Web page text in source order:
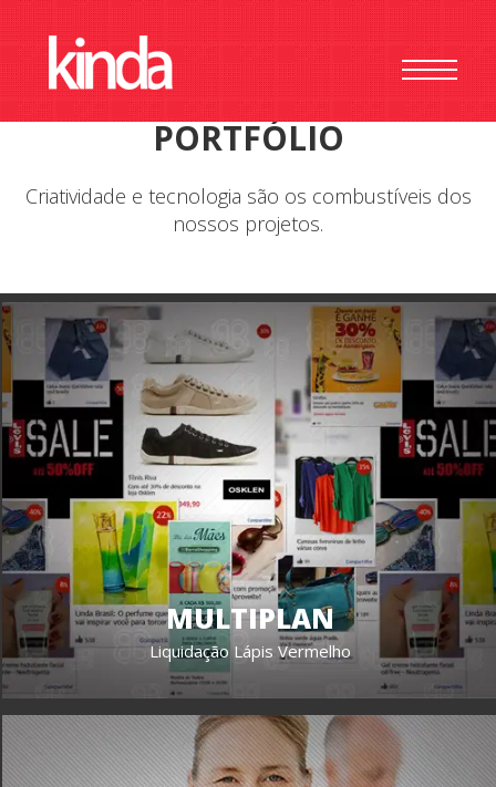
HOME
SOBRE
PORTFÓLIO
POSICIONAMENTO
SITESS
REDES SOCIAIS
TOTEM
CONTATO
PORTFÓLIO
Criatividade e tecnologia são os combustíveis dos
nossos projetos.
MULTIPLAN
Liquidação Lápis Vermelho